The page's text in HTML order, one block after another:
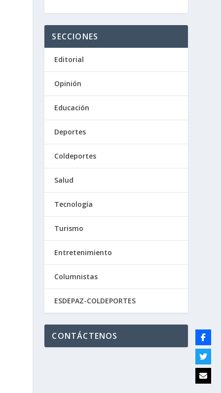
SECCIONES
Editorial
Opinión
Educación
Deportes
Coldeportes
Salud
Tecnología
Turismo
Entretenimiento
Columnistas
ESDEPAZ-COLDEPORTES
CONTÁCTENOS